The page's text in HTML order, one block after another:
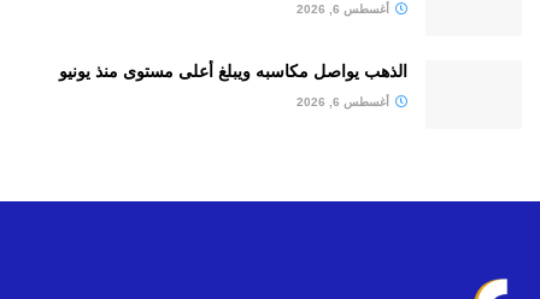
أغسطس 6, 2026
الذهب يواصل مكاسبه ويبلغ أعلى مستوى منذ يونيو
أغسطس 6, 2026